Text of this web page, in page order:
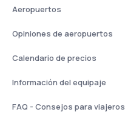
Aeropuertos
Opiniones de aeropuertos
Calendario de precios
Información del equipaje
FAQ - Consejos para viajeros